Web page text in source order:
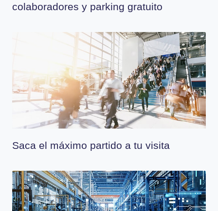
colaboradores y parking gratuito
Saca el máximo partido a tu visita